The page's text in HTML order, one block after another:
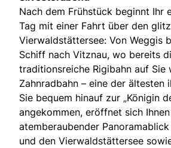
Nach dem Frühstück beginnt Ihr
Tag mit einer Fahrt über den
Vierwaldstättersee: Von Weggis
Schiff nach Vitznau, wo bereits
traditionsreiche Rigibahn auf Sie
Zahnradbahn – eine der ältesten
Sie bequem hinauf zur „Königin
angekommen, eröffnet sich
atemberaubender
und den Vierwaldstättersee